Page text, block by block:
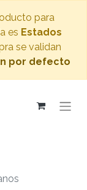
para
es Estados
se validan
por defecto